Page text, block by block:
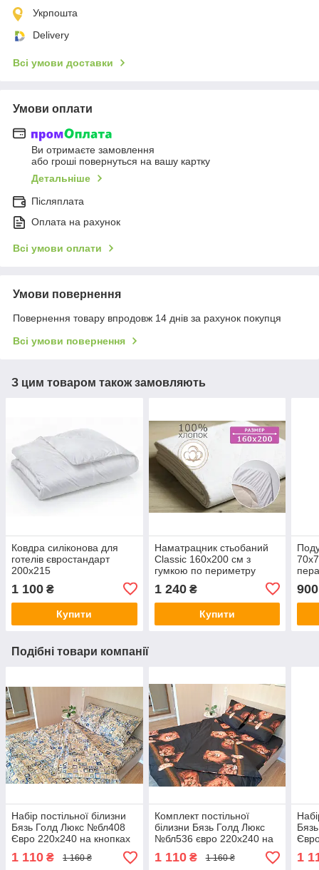
Укрпошта
Delivery
Всі умови доставки
Умови оплати
Ви отримаєте замовлення
або гроші повернуться на вашу картку
Детальніше
Післяплата
Оплата на рахунок
Всі умови оплати
Умови повернення
Повернення товару впродовж 14 днів за рахунок покупця
Всі умови повернення
З цим товаром також замовляють
Ковдра силіконова для
готелів євростандарт
200х215
1 100 ₴
Купити
Наматрацник стьобаний
Classic 160х200 см з
гумкою по периметру
1 240₴
Купити
900
Подібні товари компанії
Набір постільної білизни
Бязь Голд Люкс №бл408
Євро 220х240 на кнопках
1 110 ₴ 1 160 ₴
Комплект постільної
білизни Бязь Голд Люкс
№бл536 євро 220х240 на
кнопках
1 110₴ 1 160 ₴ 1